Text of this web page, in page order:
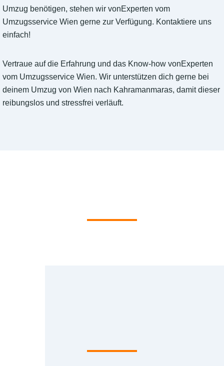
Umzug benötigen, stehen wir vonExperten vom
Umzugsservice Wien gerne zur Verfügung. Kontaktiere uns
einfach!
Vertraue auf die Erfahrung und das Know-how vonExperten
vom Umzugsservice Wien. Wir unterstützen dich gerne bei
deinem Umzug von Wien nach Kahramanmaras, damit dieser
reibungslos und stressfrei verläuft.